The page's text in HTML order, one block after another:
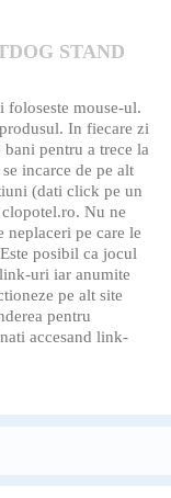
STAND
foloseste mouse-ul.
In fiecare zi
pentru a trece la
incarce de pe alt
(dati click pe un
Nu ne
neplaceri pe care le
posibil ca jocul
uri iar anumite
pe alt site
pentru
accesand link-